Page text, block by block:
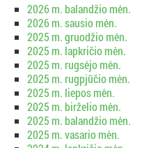
2026 m. balandžio mėn.
2026 m. sausio mėn.
2025 m. gruodžio mėn.
2025 m. lapkričio mėn.
2025 m. rugsėjo mėn.
2025 m. rugpjūčio mėn.
2025 m. liepos mėn.
2025 m. birželio mėn.
2025 m. balandžio mėn.
2025 m. vasario mėn.